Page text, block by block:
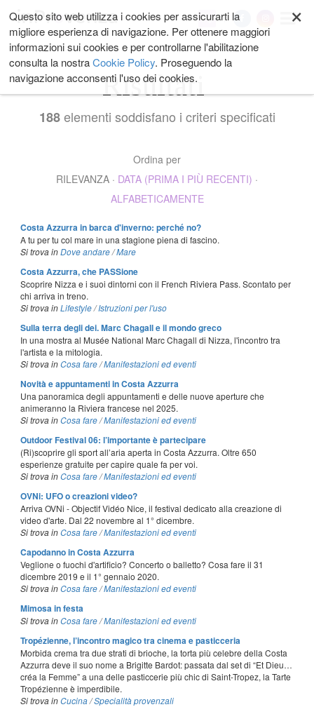
ai
contenuti.
|
Salta
alla
navigazione
My ×
Questo sito web utilizza i cookies per assicurarti la
migliore esperienza di navigazione. Per ottenere maggiori
informazioni sui cookies e per controllarne l'abilitazione
consulta la nostraCookie Policy. Proseguendo la
navigazione acconsenti l'uso dei cookies.
Risultati
188elementi soddisfano i criteri specificati
Ordina per
RILEVANZA · DATA (PRIMA I PIÙ RECENTI) ·
ALFABETICAMENTE
Costa Azzurra in barca d'inverno: perché no?
A tu per tu col mare in una stagione piena di fascino.
Si trova in Dove andare /Mare
Costa Azzurra, che PASSione
Scoprire Nizza e i suoi dintorni con il French Riviera Pass. Scontato per
chi arriva in treno.
Si trova in Lifestyle /Istruzioni per l'uso
Sulla terra degli dei. Marc Chagall e il mondo greco
In una mostra al Musée National Marc Chagall di Nizza, l'incontro tra
l'artista e la mitologia.
Si trova in Cosa fare /Manifestazioni ed eventi
Novità e appuntamenti in Costa Azzurra
Una panoramica degli appuntamenti e delle nuove aperture che
animeranno la Riviera francese nel 2025.
Si trova in Cosa fare /Manifestazioni ed eventi
Outdoor Festival 06: l’importante è partecipare
(Ri)scoprire gli sport all’aria aperta in Costa Azzurra. Oltre 650
esperienze gratuite per capire quale fa per voi.
Si trova in Cosa fare /Manifestazioni ed eventi
OVNi: UFO o creazioni video?
Arriva OVNi - Objectif Vidéo Nice, il festival dedicato alla creazione di
video d'arte. Dal 22 novembre al 1° dicembre.
Si trova in Cosa fare /Manifestazioni ed eventi
Capodanno in Costa Azzurra
Veglione o fuochi d'artificio? Concerto o balletto? Cosa fare il 31
dicembre 2019 e il 1° gennaio 2020.
Si trova in Cosa fare /Manifestazioni ed eventi
Mimosa in festa
Si trova in Cosa fare /Manifestazioni ed eventi
Tropézienne, l’incontro magico tra cinema e pasticceria
Morbida crema tra due strati di brioche, la torta più celebre della Costa
Azzurra deve il suo nome a Brigitte Bardot: passata dal set di “Et Dieu…
créa la Femme” a una delle pasticcerie più chic di Saint-Tropez, la Tarte
Tropézienne è imperdibile.
Si trova in Cucina /Specialità provenzali